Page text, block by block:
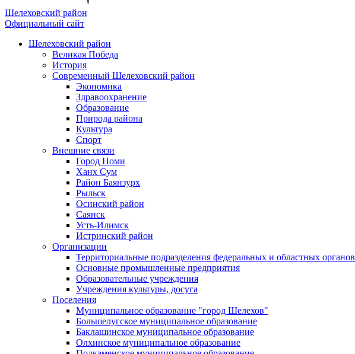
Шелеховский район
Официальный сайт
Шелеховский район
Великая Победа
История
Современный Шелеховский район
Экономика
Здравоохранение
Образование
Природа района
Культура
Спорт
Внешние связи
Город Номи
Ханх Сум
Район Баянзурх
Рыльск
Осинский район
Саянск
Усть-Илимск
Истринский район
Организации
Территориальные подразделения федеральных и областных органов
Основные промышленные предприятия
Образовательные учреждения
Учреждения культуры, досуга
Поселения
Муниципальное образование "город Шелехов"
Большелугское муниципальное образование
Баклашинское муниципальное образование
Олхинское муниципальное образование